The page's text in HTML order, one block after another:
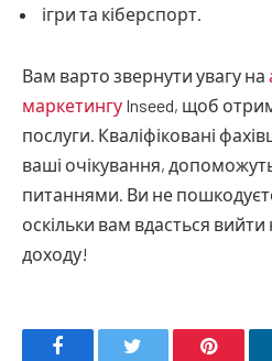
ігри та кіберспорт.
Вам варто звернути увагу на
маркетингу Inseed, щоб
послуги. Кваліфіковані
ваші очікування,
питаннями. Ви не
оскільки вам вдасться
доходу!
Facebook